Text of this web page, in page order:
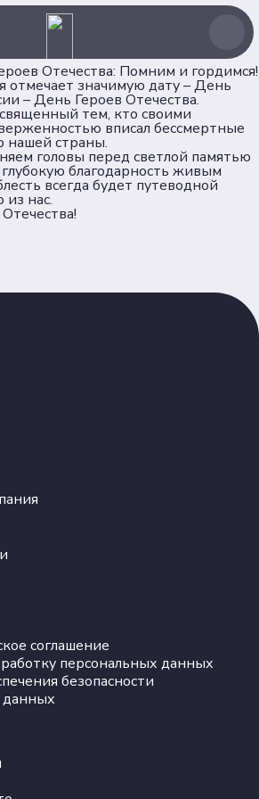
Отечества: Помним и гордимся!
отмечает значимую дату – День
– День Героев Отечества.
тем, кто своими
вписал бессмертные
нашей страны.
головы перед светлой памятью
благодарность живым
всегда будет путеводной
из нас.
соглашение
персональных данных
безопасности
данных
соглашение
персональных данных